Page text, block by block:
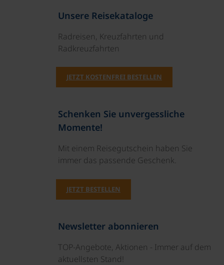
Unsere Reisekataloge
Radreisen, Kreuzfahrten und
Radkreuzfahrten
JETZT KOSTENFREI BESTELLEN
Schenken Sie unvergessliche
Momente!
Mit einem Reisegutschein haben Sie
immer das passende Geschenk.
JETZT BESTELLEN
Newsletter abonnieren
TOP-Angebote, Aktionen - Immer auf dem
aktuellsten Stand!